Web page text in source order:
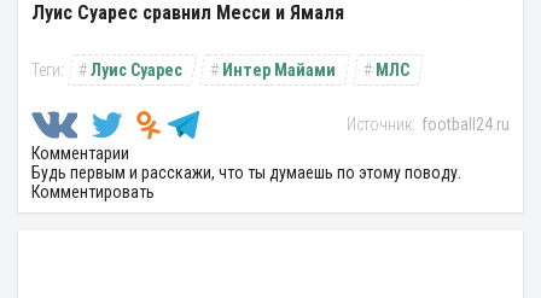
Луис Суарес сравнил Месси и Ямаля
Луис Суарес Интер Майами МЛС
football24.ru
Комментарии
Будь первым и расскажи, что ты думаешь по этому поводу.
Комментировать